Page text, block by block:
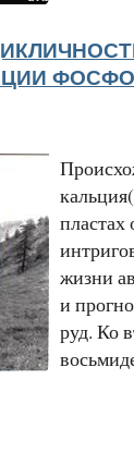
пластах
жизни
и
руд. Ко